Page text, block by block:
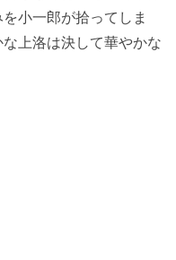
小一郎が拾ってしま
上洛は決して華やかな